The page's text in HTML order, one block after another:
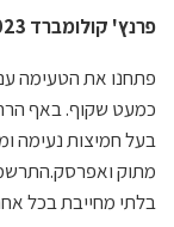
פרנץ' קולומברד 2023
פתחנו את הטעימה
כמעט שקוף. באף
בעל חמיצות נעימה
מתוק
בלתי מחייבת בכל